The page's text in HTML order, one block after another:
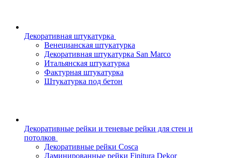
Декоративная штукатурка
Венецианская штукатурка
Декоративная штукатурка San Marco
Итальянская штукатурка
Фактурная штукатурка
Штукатурка под бетон
Декоративные рейки и теневые рейки для стен и
потолков
Декоративные рейки Cosca
Ламинированные рейки Finitura Dekor